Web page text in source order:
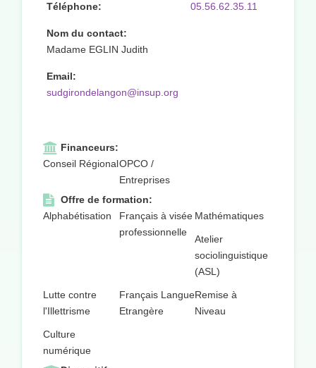
Téléphone: 05.56.62.35.11
Nom du contact:
Madame EGLIN Judith
Email:
sudgirondelangon@insup.org
Financeurs:
Conseil RégionalOPCO /
Entreprises
Offre de formation:
Alphabétisation
Français à visée
professionnelle
Mathématiques
Atelier
sociolinguistique
(ASL)
Lutte contre
l'Illettrisme
Français Langue
Etrangère
Remise à
Niveau
Culture
numérique